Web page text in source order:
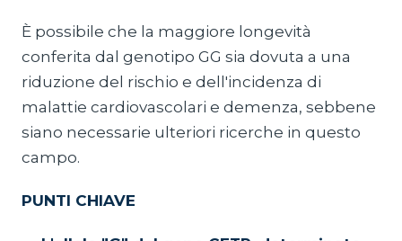
È possibile che la maggiore longevità
conferita dal genotipo GG sia dovuta a una
riduzione del rischio e dell'incidenza di
malattie cardiovascolari e demenza, sebbene
siano necessarie ulteriori ricerche in questo
campo.
PUNTI CHIAVE